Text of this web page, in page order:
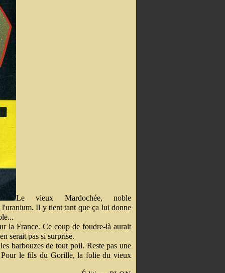
Le vieux Mardochée, noble
l'uranium. Il y tient tant que ça lui donne
la France. Ce coup de foudre-là aurait
serait pas si surprise.
barbouzes de tout poil. Reste pas une
Pour le fils du Gorille, la folie du vieux